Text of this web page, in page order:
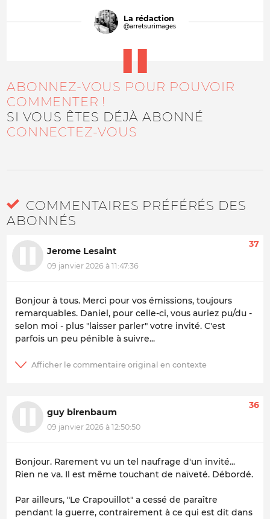
La rédaction
@arretsurimages
ABONNEZ-VOUS POUR POUVOIR
COMMENTER !
SI VOUS ÊTES DÉJÀ ABONNÉ
CONNECTEZ-VOUS
COMMENTAIRES PRÉFÉRÉS DES
ABONNÉS
Jerome Lesaint
09 janvier 2026 à 11:47:36
37
Bonjour à tous. Merci pour vos émissions, toujours
remarquables. Daniel, pour celle-ci, vous auriez pu/du -
selon moi - plus "laisser parler" votre invité. C'est
parfois un peu pénible à suivre...
guy birenbaum
09 janvier 2026 à 12:50:50
36
Bonjour. Rarement vu un tel naufrage d'un invité...
Rien ne va. Il est même touchant de naïveté. Débordé.
Par ailleurs, "Le Crapouillot" a cessé de paraître
pendant la guerre, contrairement à ce qui est dit dans